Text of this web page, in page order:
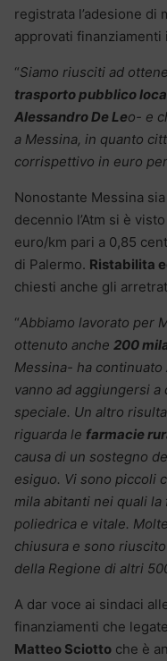
registrata l’adesione di
approvati
“Siamo riusciti ad
trasporto pubblico
Alessandro De Leo- e
a Messina, in quanto
corrispettivo in euro
Nonostante Messina
decennio l’Atm si è
euro/km pari a 0,85
di Palermo. Ristabilita
chiesti anche gli
“Abbiamo lavorato per
ottenuto anche 200
Messina- ha continuato
vanno ad aggiungersi
speciale. Un altro
riguarda le farmacie
causa di un sostegno
esiguo. Vi sono piccoli
mila abitanti nei quali
poliedrica e vitale.
chiusura e sono
della Regione di altri
A dar voce ai sindaci
finanziamenti che
Matteo Sciotto che è